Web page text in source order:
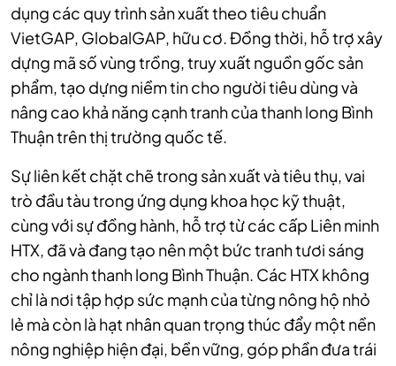
dụng các quy trình sản xuất theo tiêu chuẩn
VietGAP, GlobalGAP, hữu cơ. Đồng thời, hỗ trợ xây
dựng mã số vùng trồng, truy xuất nguồn gốc sản
phẩm, tạo dựng niềm tin cho người tiêu dùng và
nâng cao khả năng cạnh tranh của thanh long Bình
Thuận trên thị trường quốc tế.
Sự liên kết chặt chẽ trong sản xuất và tiêu thụ, vai
trò đầu tàu trong ứng dụng khoa học kỹ thuật,
cùng với sự đồng hành, hỗ trợ từ các cấp Liên minh
HTX, đã và đang tạo nên một bức tranh tươi sáng
cho ngành thanh long Bình Thuận. Các HTX không
chỉ là nơi tập hợp sức mạnh của từng nông hộ nhỏ
lẻ mà còn là hạt nhân quan trọng thúc đẩy một nền
nông nghiệp hiện đại, bền vững, góp phần đưa trái